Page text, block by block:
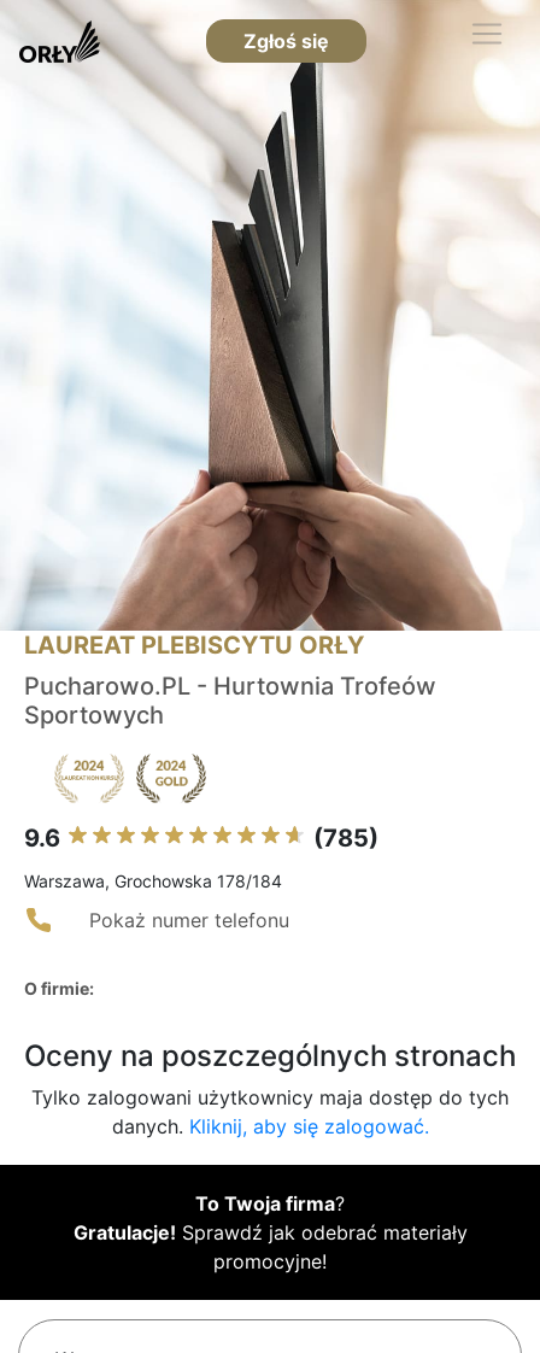
Zgłoś się
LAUREAT PLEBISCYTU ORŁY
Pucharowo.PL - Hurtownia Trofeów
Sportowych
9.6 (785)
Warszawa, Grochowska 178/184
Pokaż numer telefonu
O firmie:
Oceny na poszczególnych stronach
Tylko zalogowani użytkownicy maja dostęp do tych
danych. Kliknij, aby się zalogować.
To Twoja firma?
Gratulacje! Sprawdź jak odebrać materiały
promocyjne!